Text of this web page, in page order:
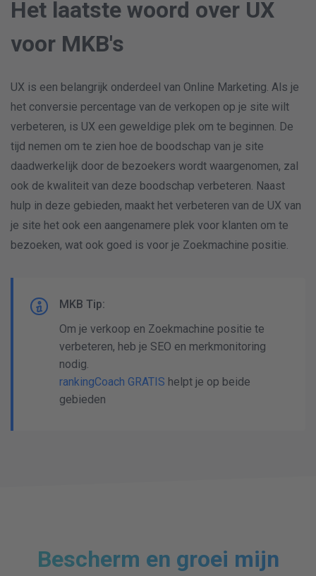
Het laatste woord over UX
voor MKB's
UX is een belangrijk onderdeel van Online Marketing. Als je
het conversie percentage van de verkopen op je site wilt
verbeteren, is UX een geweldige plek om te beginnen. De
tijd nemen om te zien hoe de boodschap van je site
daadwerkelijk door de bezoekers wordt waargenomen, zal
ook de kwaliteit van deze boodschap verbeteren. Naast
hulp in deze gebieden, maakt het verbeteren van de UX van
je site het ook een aangenamere plek voor klanten om te
bezoeken, wat ook goed is voor je Zoekmachine positie.
MKB Tip:
Om je verkoop en Zoekmachine positie te
verbeteren, heb je SEO en merkmonitoring
nodig.
rankingCoach GRATIS helpt je op beide
gebieden
Bescherm en groei mijn